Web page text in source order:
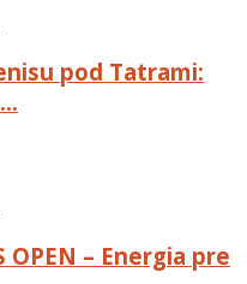
pod Tatrami:
OPEN – Energia pre